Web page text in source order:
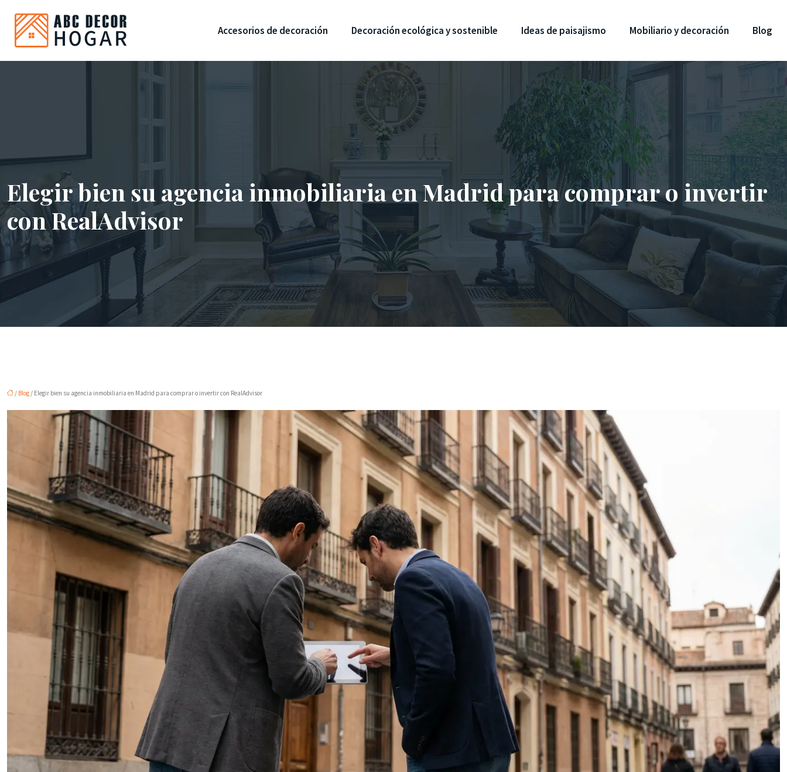
Accesorios de decoración Decoración ecológica y sostenible Ideas de paisajismo Mobiliario y decoración Blog
Elegir bien su agencia inmobiliaria en Madrid para comprar o invertir
con RealAdvisor
/ Blog / Elegir bien su agencia inmobiliaria en Madrid para comprar o invertir con RealAdvisor